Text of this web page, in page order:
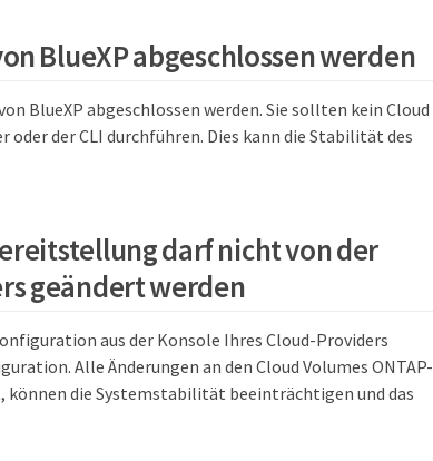
BlueXP abgeschlossen werden
BlueXP abgeschlossen werden. Sie sollten kein Cloud
oder der CLI durchführen. Dies kann die Stabilität des
darf nicht von der
geändert werden
aus der Konsole Ihres Cloud-Providers
Alle Änderungen an den Cloud Volumes ONTAP-
können die Systemstabilität beeinträchtigen und das